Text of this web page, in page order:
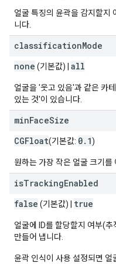
얼굴 특징의 윤곽을 감지할지
니다.
classificationMode
none (기본값) | all
얼굴을 '웃고 있음'과 같은 카
있는 것'이 있습니다.
minFaceSize
CGFloat(기본값: 0. 1)
원하는 가장 작은 얼굴 크기를
isTrackingEnabled
false (기본값) | true
얼굴에 ID를 할당할지 여부(
만들어 냅니다.
윤곽 인식이 사용 설정되면 얼